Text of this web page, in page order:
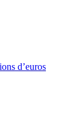
d’euros